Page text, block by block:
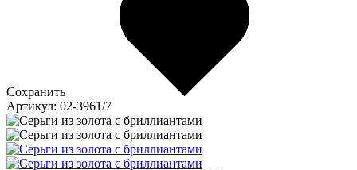
Сохранить
Артикул: 02-3961/7